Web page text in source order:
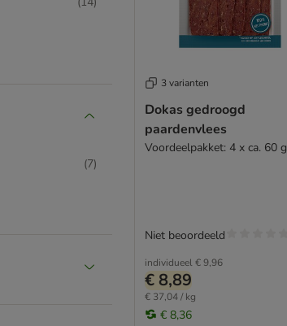
(7)
3 varianten
Dokas gedroogd
paardenvlees
Voordeelpakket: 4 x ca. 60 g
individueel€ 9,96
€ 8,89
€ 37,04 / kg
€ 8,36
Niet beoordeeld